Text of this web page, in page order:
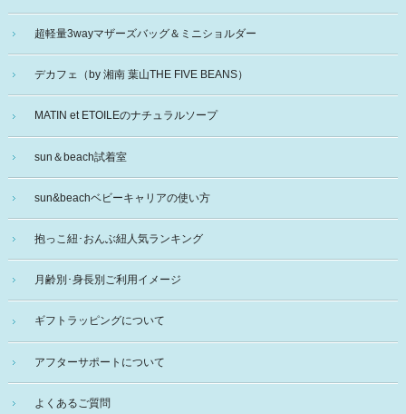
超軽量3wayマザーズバッグ＆ミニショルダー
デカフェ（by 湘南 葉山THE FIVE BEANS）
MATIN et ETOILEのナチュラルソープ
sun＆beach試着室
sun&beachベビーキャリアの使い方
抱っこ紐･おんぶ紐人気ランキング
月齢別･身長別ご利用イメージ
ギフトラッピングについて
アフターサポートについて
よくあるご質問